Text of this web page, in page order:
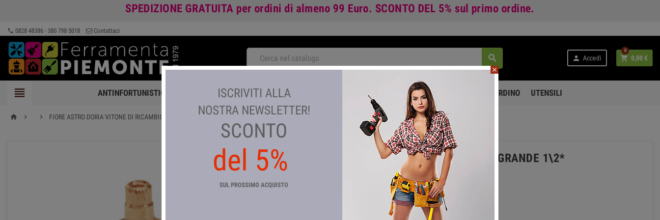
SPEDIZIONE GRATUITA per ordini di almeno 99 Euro. SCONTO DEL 5% sul primo ordine.
phone 0828 48386 - 380 798 5018 Contattaci
  Accedi  0,00 €
0
 ANTINFORTUNISTICA FERRAMENTA GIARDINAGGIO E AGRICOLTURA COLORI E VERNICI TEMPO LIBERO E GIARDINO UTENSILI
home   FIORE ASTRO DORIA VITONE DI RICAMBIO GRANDE 1\2*
FIORE ASTRO DORIA VITONE DI RICAMBIO GRANDE 1\2*
close
ISCRIVITI ALLA
NOSTRA NEWSLETTER!
SCONTO
del 5%
SUL PROSSIMO ACQUISTO